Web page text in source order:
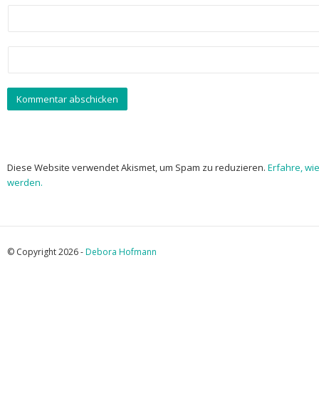
Diese Website verwendet Akismet, um Spam zu reduzieren. Erfahre,
werden.
© Copyright 2026 -Debora Hofmann